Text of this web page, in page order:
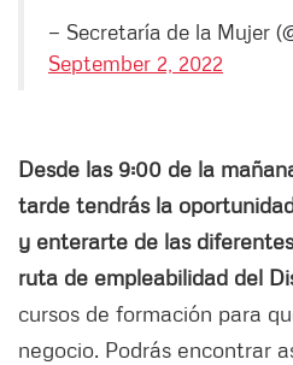
— Secretaría de la Mujer
September 2, 2022
Desde las 9:00 de la
tarde tendrás la
y enterarte de las
ruta de empleabilidad del
cursos de formación para
negocio. Podrás encontrar